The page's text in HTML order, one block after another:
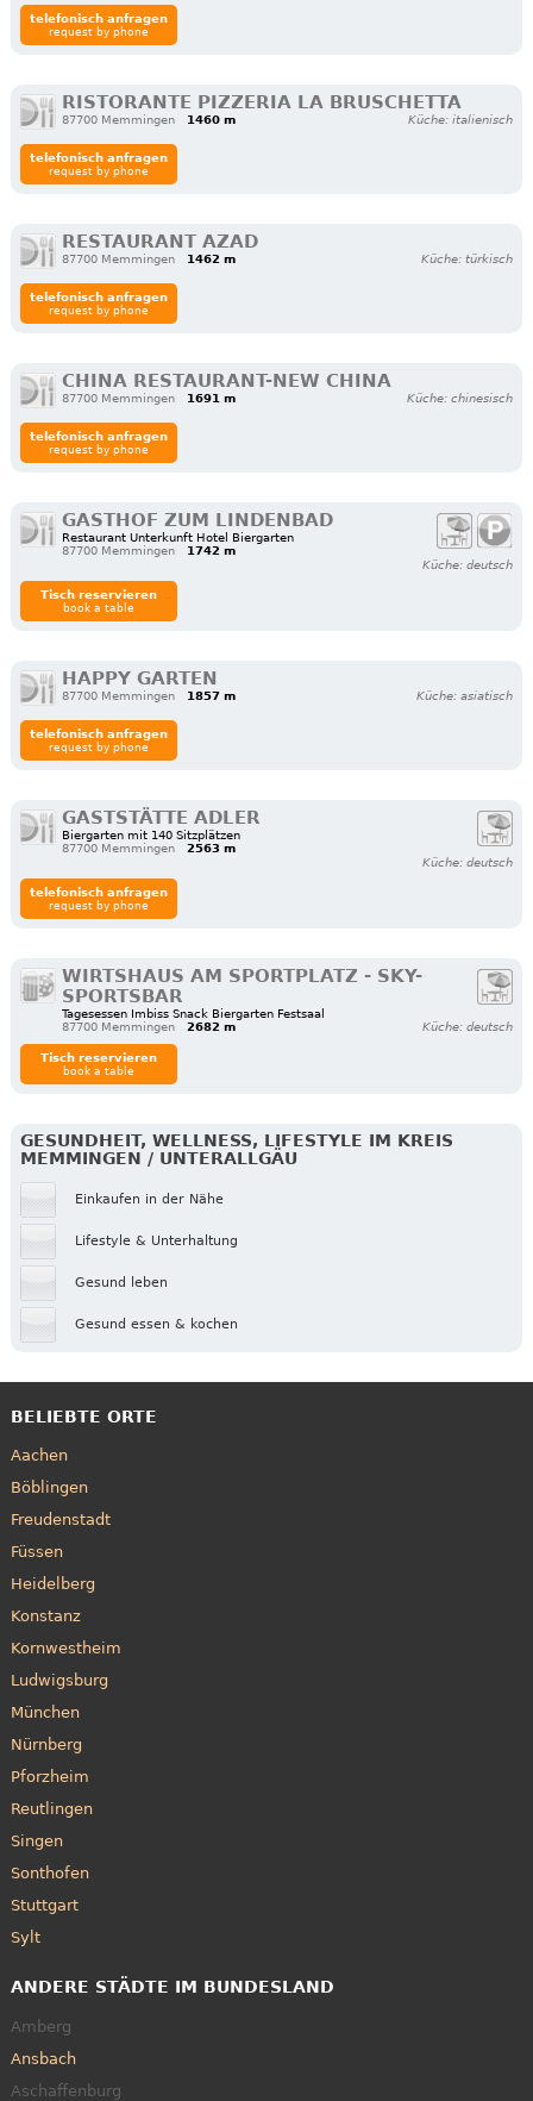
telefonisch anfragen
request by phone
RISTORANTE PIZZERIA LA BRUSCHETTA
87700 Memmingen 1460 m Küche: italienisch
telefonisch anfragen
request by phone
RESTAURANT AZAD
87700 Memmingen 1462 m Küche: türkisch
telefonisch anfragen
request by phone
CHINA RESTAURANT-NEW CHINA
87700 Memmingen 1691 m Küche: chinesisch
telefonisch anfragen
request by phone
GASTHOF ZUM LINDENBAD
Restaurant Unterkunft Hotel Biergarten
87700 Memmingen
1742 m
Küche: deutsch
Tisch reservieren
book a table
HAPPY GARTEN
87700 Memmingen 1857 m Küche: asiatisch
telefonisch anfragen
request by phone
GASTSTÄTTE ADLER
Biergarten mit 140 Sitzplätzen
87700 Memmingen
2563 m
Küche: deutsch
telefonisch anfragen
request by phone
WIRTSHAUS AM SPORTPLATZ - SKY-
SPORTSBAR
Tagesessen Imbiss Snack Biergarten Festsaal
87700 Memmingen
2682 m Küche: deutsch
Tisch reservieren
book a table
GESUNDHEIT, WELLNESS, LIFESTYLE IM KREIS
MEMMINGEN / UNTERALLGÄU
Einkaufen in der Nähe
Lifestyle & Unterhaltung
Gesund leben
Gesund essen & kochen
BELIEBTE ORTE
Aachen
Böblingen
Freudenstadt
Füssen
Heidelberg
Konstanz
Kornwestheim
Ludwigsburg
München
Nürnberg
Pforzheim
Reutlingen
Singen
Sonthofen
Stuttgart
Sylt
ANDERE STÄDTE IM BUNDESLAND
Amberg
Ansbach
Aschaffenburg